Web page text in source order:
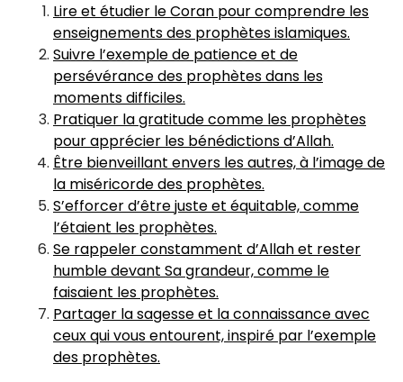
Lire et étudier le Coran pour comprendre les
enseignements des prophètes islamiques.
Suivre l’exemple de patience et de
persévérance des prophètes dans les
moments difficiles.
Pratiquer la gratitude comme les prophètes
pour apprécier les bénédictions d’Allah.
Être bienveillant envers les autres, à l’image de
la miséricorde des prophètes.
S’efforcer d’être juste et équitable, comme
l’étaient les prophètes.
Se rappeler constamment d’Allah et rester
humble devant Sa grandeur, comme le
faisaient les prophètes.
Partager la sagesse et la connaissance avec
ceux qui vous entourent, inspiré par l’exemple
des prophètes.